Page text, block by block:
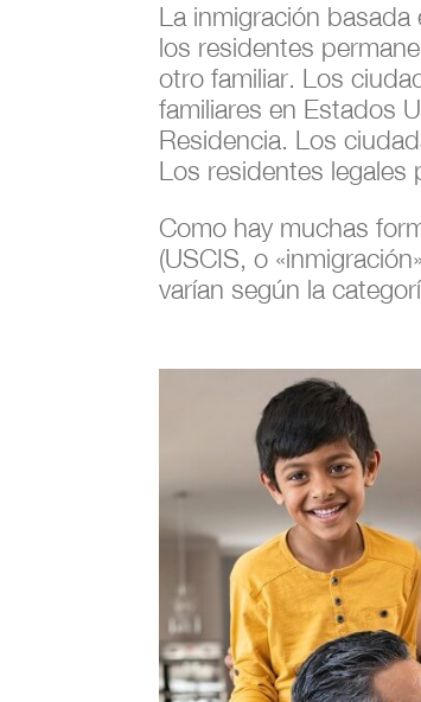
La inmigración basada
los residentes
otro familiar. Los
familiares en Estados
Residencia. Los
Los residentes legales
Como hay muchas
(USCIS, o
varían según la